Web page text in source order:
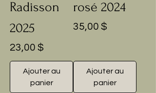
Radisson
2025
Prix
23,00 $
Ajouter au
panier
rosé 2024
Prix
35,00 $
Ajouter au
panier